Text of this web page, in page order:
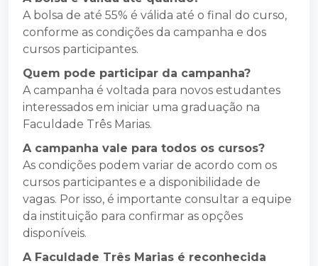
A bolsa de até 55% é válida até o final do curso,
conforme as condições da campanha e dos
cursos participantes.
Quem pode participar da campanha?
A campanha é voltada para novos estudantes
interessados em iniciar uma graduação na
Faculdade Três Marias.
A campanha vale para todos os cursos?
As condições podem variar de acordo com os
cursos participantes e a disponibilidade de
vagas. Por isso, é importante consultar a equipe
da instituição para confirmar as opções
disponíveis.
A Faculdade Três Marias é reconhecida